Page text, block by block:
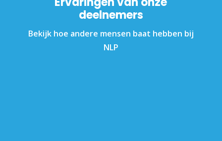
deelnemers
Bekijk hoe andere mensen baat hebben bij
NLP